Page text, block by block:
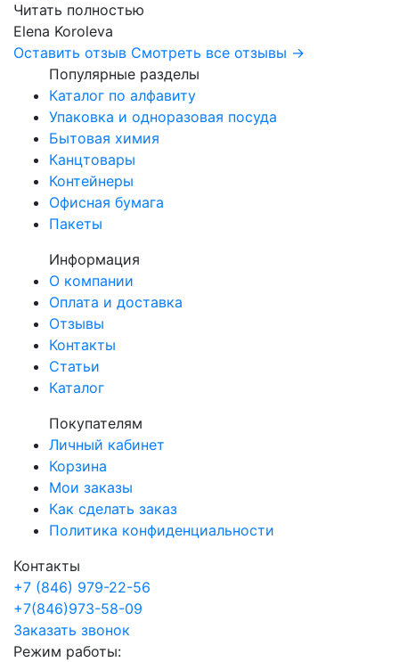
Читать полностью
Elena Koroleva
Оставить отзыв Смотреть все отзывы →
Популярные разделы
Каталог по алфавиту
Упаковка и одноразовая посуда
Бытовая химия
Канцтовары
Контейнеры
Офисная бумага
Пакеты
Информация
О компании
Оплата и доставка
Отзывы
Контакты
Статьи
Каталог
Покупателям
Личный кабинет
Корзина
Мои заказы
Как сделать заказ
Политика конфиденциальности
Контакты
+7 (846) 979-22-56
+7(846)973-58-09
Заказать звонок
Режим работы: